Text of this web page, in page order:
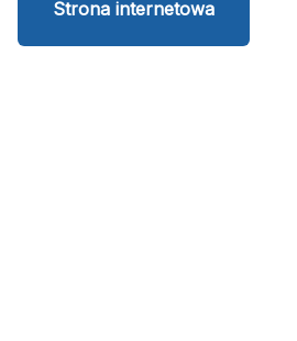
Strona internetowa